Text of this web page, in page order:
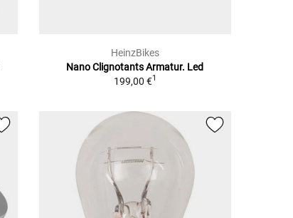
HeinzBikes
Nano Clignotants Armatur. Led
199,00 €1